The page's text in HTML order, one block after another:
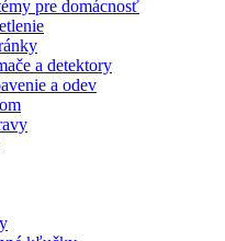
pre domácnosť
a detektory
a odev